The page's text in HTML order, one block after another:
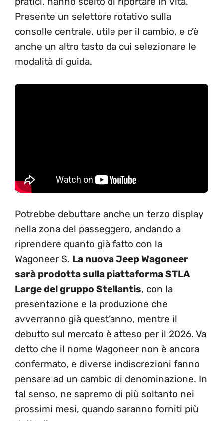
Presente un selettore rotativo sulla
consolle centrale, utile per il cambio, e c’è
anche un altro tasto da cui selezionare le
modalità di guida.
Potrebbe debuttare anche un terzo display
nella zona del passeggero, andando a
riprendere quanto già fatto con la
Wagoneer S. La nuova Jeep Wagoneer
sarà prodotta sulla piattaforma STLA
Large del gruppo Stellantis, con la
presentazione e la produzione che
avverranno già quest’anno, mentre il
debutto sul mercato è atteso per il 2026. Va
detto che il nome Wagoneer non è ancora
confermato, e diverse indiscrezioni fanno
pensare ad un cambio di denominazione. In
tal senso, ne sapremo di più soltanto nei
prossimi mesi, quando saranno forniti più